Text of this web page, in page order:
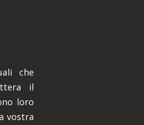
che
il
loro
vostra